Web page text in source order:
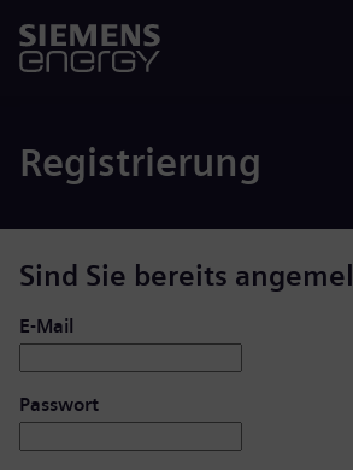
Registrierung
Sind Sie bereits
Login: Benutzer und Passwort
E-Mail
Passwort